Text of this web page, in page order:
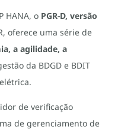
HANA, o PGR-D, versão
oferece uma série de
a agilidade, a
da BDGD e BDIT
de verificação
de gerenciamento de